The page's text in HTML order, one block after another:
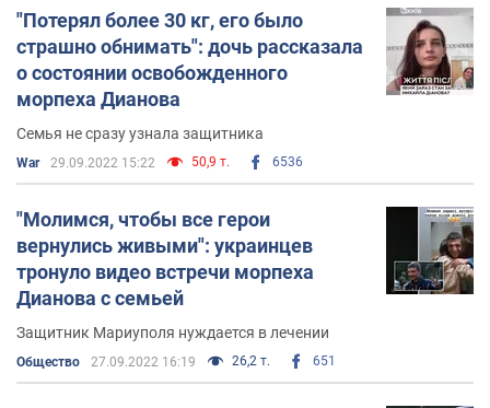
"Потерял более 30 кг, его было
страшно обнимать": дочь рассказала
о состоянии освобожденного
морпеха Дианова
Семья не сразу узнала защитника
War 29.09.2022 15:22 50,9 т. 6536
"Молимся, чтобы все герои
вернулись живыми": украинцев
тронуло видео встречи морпеха
Дианова с семьей
Защитник Мариуполя нуждается в лечении
Общество 27.09.2022 16:19 26,2 т. 651